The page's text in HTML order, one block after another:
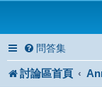
問答集
討論區首頁